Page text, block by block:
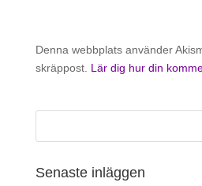
Denna webbplats använder
skräppost. Lär dig hur din
Senaste inläggen